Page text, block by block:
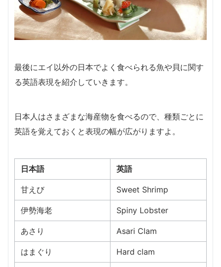
最後にエイ以外の日本でよく食べられる魚や貝に関す
る英語表現を紹介していきます。
日本人はさまざまな海産物を食べるので、種類ごとに
英語を覚えておくと表現の幅が広がりますよ。
日本語 英語
甘えび Sweet Shrimp
伊勢海老 Spiny Lobster
あさり Asari Clam
はまぐり Hard clam